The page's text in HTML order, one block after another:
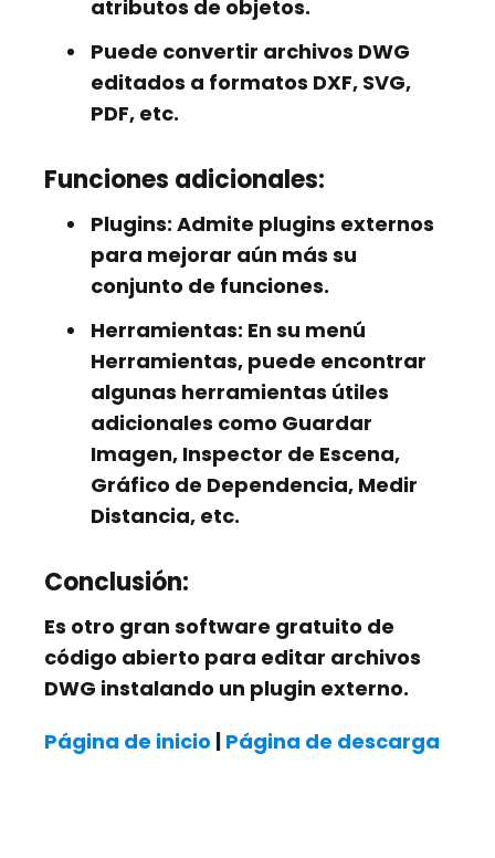
atributos de objetos.
Puede convertir archivos DWG
editados a formatos DXF, SVG,
PDF, etc.
Funciones adicionales:
Plugins: Admite plugins externos
para mejorar aún más su
conjunto de funciones.
Herramientas: En su menú
Herramientas, puede encontrar
algunas herramientas útiles
adicionales como Guardar
Imagen, Inspector de Escena,
Gráfico de Dependencia, Medir
Distancia, etc.
Conclusión:
Es otro gran software gratuito de
código abierto para editar archivos
DWG instalando un plugin externo.
Página de inicio Página de descarga